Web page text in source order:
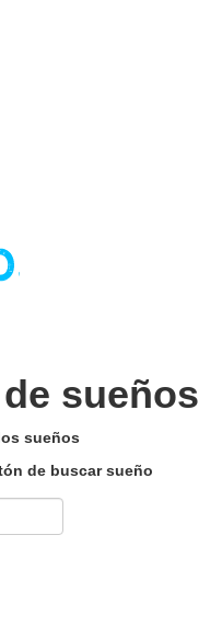
sueños
sueños
de buscar sueño